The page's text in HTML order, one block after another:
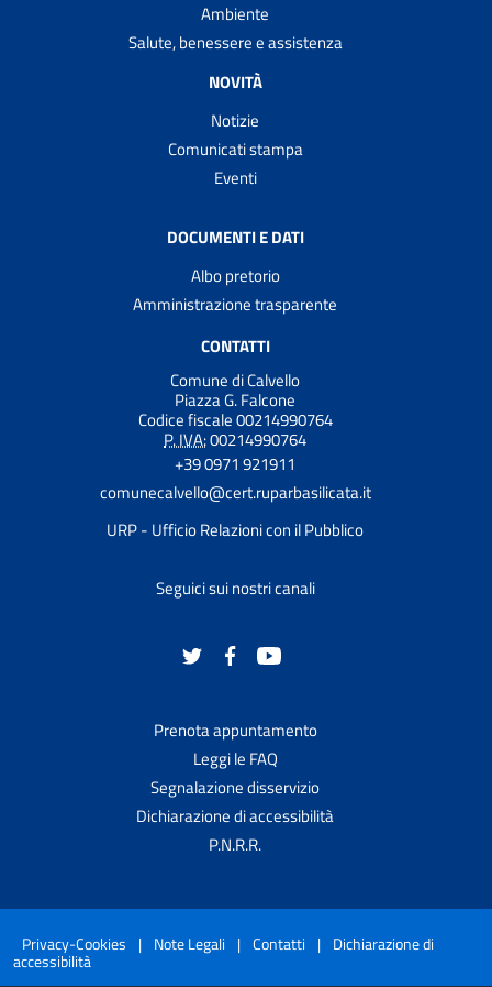
Ambiente
Salute, benessere e assistenza
NOVITÀ
Notizie
Comunicati stampa
Eventi
DOCUMENTI E DATI
Albo pretorio
Amministrazione trasparente
CONTATTI
Comune di Calvello
Piazza G. Falcone
Codice fiscale 00214990764
P. IVA:00214990764
+39 0971 921911
comunecalvello@cert.ruparbasilicata.it
URP - Ufficio Relazioni con il Pubblico
Seguici sui nostri canali
Prenota appuntamento
Leggi le FAQ
Segnalazione disservizio
Dichiarazione di accessibilità
P.N.R.R.
Privacy-Cookies | Note Legali | Contatti | Dichiarazione di
accessibilità